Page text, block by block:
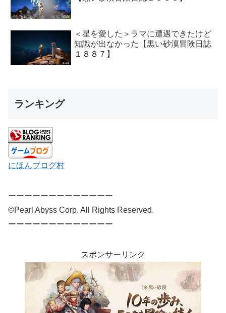
＜星を愛した＞ラマに遭遇できたけど
知識が出なかった【黒い砂漠冒険日誌
１８８７】
ランキング
にほんブログ村
ーーーーーーーーーーーーー
©Pearl Abyss Corp. All Rights Reserved.
ーーーーーーーーーーーーー
スポンサーリンク